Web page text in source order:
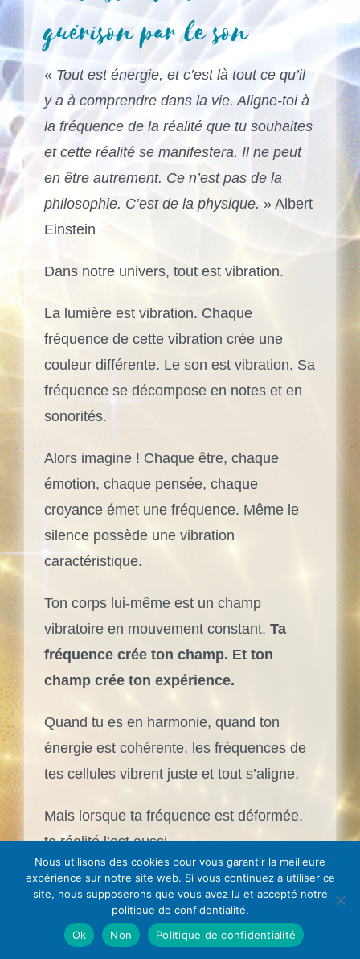
guérison par le son
« Tout est énergie, et c’est là tout ce qu’il
y a à comprendre dans la vie. Aligne-toi à
la fréquence de la réalité que tu souhaites
et cette réalité se manifestera. Il ne peut
en être autrement. Ce n’est pas de la
philosophie. C’est de la physique. » Albert
Einstein
Dans notre univers, tout est vibration.
La lumière est vibration. Chaque
fréquence de cette vibration crée une
couleur différente. Le son est vibration. Sa
fréquence se décompose en notes et en
sonorités.
Alors imagine ! Chaque être, chaque
émotion, chaque pensée, chaque
croyance émet une fréquence. Même le
silence possède une vibration
caractéristique.
Ton corps lui-même est un champ
vibratoire en mouvement constant. Ta
fréquence crée ton champ. Et ton
champ crée ton expérience.
Quand tu es en harmonie, quand ton
énergie est cohérente, les fréquences de
tes cellules vibrent juste et tout s’aligne.
Mais lorsque ta fréquence est déformée,
ta réalité l’est aussi.
Le stress, les blessures émotionnelles, les
pensées répétitives ou les tensions créent
des dissonances : ton énergie se
Nous utilisons des cookies pour vous garantir la meilleure
expérience sur notre site web. Si vous continuez à utiliser ce
site, nous supposerons que vous avez lu et accepté notre
politique de confidentialité.
Ok
Non Politique de confidentialité